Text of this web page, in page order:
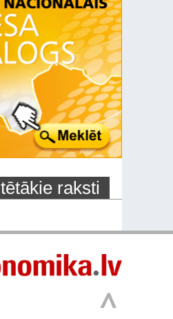
raksti